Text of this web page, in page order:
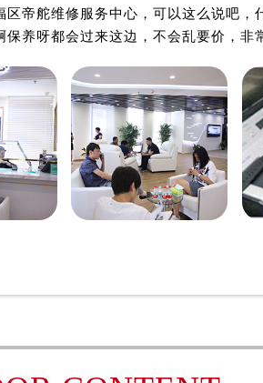
室帝舵售后服务中心（需提前预约）
舵售后服务中心（需提前预约）
心（需提前预约）
心（需提前预约）
需提前预约）
帝舵售后服务中心（需提前预约）
前预约）
心（需提前预约）
（需提前预约）
需提前预约）
（需提前预约）
心（需提前预约）
帝舵维修服务中心，可以这么说吧，
养呀都会过来这边，不会乱要价，非